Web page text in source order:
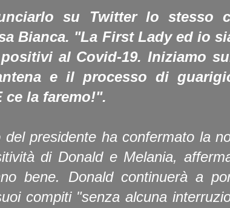
su Twitter lo stesso
Bianca. "La First Lady ed io
al Covid-19. Iniziamo
e il processo di
ce la faremo!".
del presidente ha confermato la
di Donald e Melania,
bene. Donald continuerà a
compiti "senza alcuna